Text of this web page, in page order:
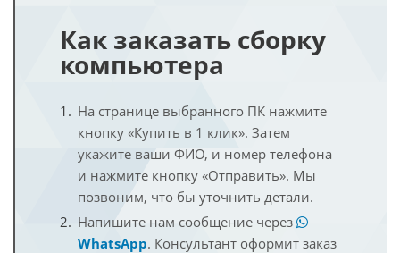
Как заказать сборку
компьютера
На странице выбранного ПК нажмите
кнопку «Купить в 1 клик». Затем
укажите ваши ФИО, и номер телефона
и нажмите кнопку «Отправить». Мы
позвоним, что бы уточнить детали.
Напишите нам сообщение через
WhatsApp. Консультант оформит заказ